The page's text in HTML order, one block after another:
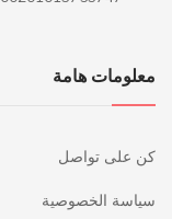
معلومات هامة
كن على تواصل
سياسة الخصوصية